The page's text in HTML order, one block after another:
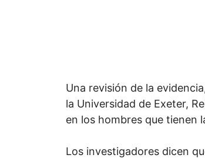
Una revisión de la
la Universidad de Exeter,
en los hombres que tienen
Los investigadores dicen